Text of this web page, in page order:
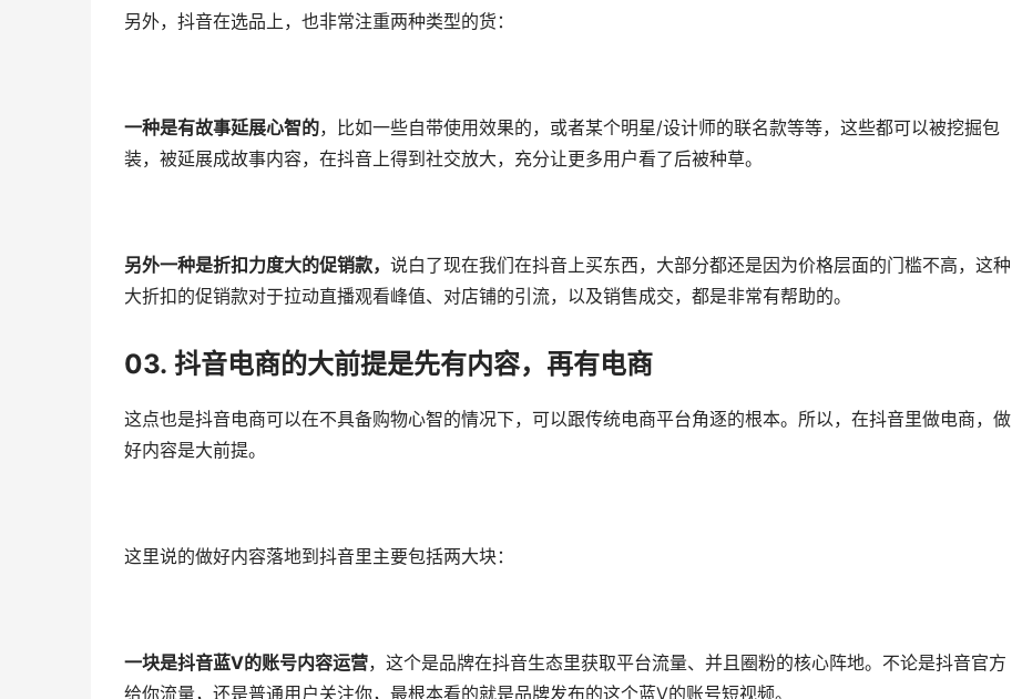
另外，抖音在选品上，也非常注重两种类型的货：
一种是有故事延展心智的，比如一些自带使用效果的，或者某个明星/设计师的联名款等等，这些都可以被挖掘包
装，被延展成故事内容，在抖音上得到社交放大，充分让更多用户看了后被种草。
另外一种是折扣力度大的促销款， 说白了现在我们在抖音上买东西，大部分都还是因为价格层面的门槛不高，这种
大折扣的促销款对于拉动直播观看峰值、对店铺的引流，以及销售成交，都是非常有帮助的。
03. 抖音电商的大前提是先有内容，再有电商
这点也是抖音电商可以在不具备购物心智的情况下，可以跟传统电商平台角逐的根本。所以，在抖音里做电商，做
好内容是大前提。
这里说的做好内容落地到抖音里主要包括两大块：
一块是抖音蓝V的账号内容运营，这个是品牌在抖音生态里获取平台流量、并且圈粉的核心阵地。不论是抖音官方
给你流量，还是普通用户关注你，最根本看的就是品牌发布的这个蓝V的账号短视频。